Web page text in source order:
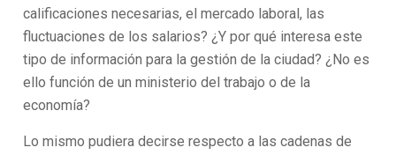
calificaciones necesarias, el mercado laboral, las
fluctuaciones de los salarios? ¿Y por qué interesa este
tipo de información para la gestión de la ciudad? ¿No es
ello función de un ministerio del trabajo o de la
economía?
Lo mismo pudiera decirse respecto a las cadenas de